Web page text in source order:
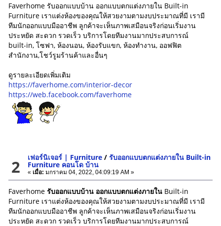
Faverhome รับออกแบบบ้าน ออกแบบตกแต่งภายใน Built-in
Furniture เราแต่งห้องของคุณให้สวยงามตามงบประมาณที่มี เรามี
ทีมนักออกแบบมืออาชีพ ลูกค้าจะเห็นภาพเสมือนจริงก่อนเริ่มงาน
ประหยัด สะดวก รวดเร็ว บริการโดยทีมงานมากประสบการณ์
built-in, โซฟา, ห้องนอน, ห้องรับแขก, ห้องทำงาน, ออฟฟิต
สำนักงาน,โชว์รูมร้านค้าและอื่นๆ
ดูรายละเอียดเพิ่มเติม
https://faverhome.com/interior-decor
https://web.facebook.com/faverhome
2 เฟอร์นิเจอร์ | Furniture /รับออกแบบตกแต่งภายใน Built-in
Furniture คอนโด บ้าน
« เมื่อ: มกราคม 04, 2022, 04:09:19 AM »
Faverhome รับออกแบบบ้าน ออกแบบตกแต่งภายใน Built-in
Furniture เราแต่งห้องของคุณให้สวยงามตามงบประมาณที่มี เรามี
ทีมนักออกแบบมืออาชีพ ลูกค้าจะเห็นภาพเสมือนจริงก่อนเริ่มงาน
ประหยัด สะดวก รวดเร็ว บริการโดยทีมงานมากประสบการณ์